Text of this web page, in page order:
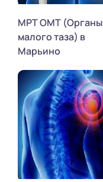
МРТ ОМТ (Органы
малого таза) в
Марьино